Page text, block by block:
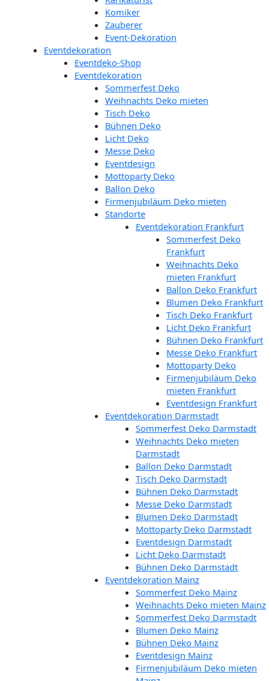
Komiker
Zauberer
Event-Dekoration
Eventdekoration
Eventdeko-Shop
Eventdekoration
Sommerfest Deko
Weihnachts Deko mieten
Tisch Deko
Bühnen Deko
Licht Deko
Messe Deko
Eventdesign
Mottoparty Deko
Ballon Deko
Firmenjubiläum Deko mieten
Standorte
Eventdekoration Frankfurt
Sommerfest Deko
Frankfurt
Weihnachts Deko
mieten Frankfurt
Ballon Deko Frankfurt
Blumen Deko Frankfurt
Tisch Deko Frankfurt
Licht Deko Frankfurt
Bühnen Deko Frankfurt
Messe Deko Frankfurt
Mottoparty Deko
Firmenjubiläum Deko
mieten Frankfurt
Eventdesign Frankfurt
Eventdekoration Darmstadt
Sommerfest Deko Darmstadt
Weihnachts Deko mieten
Darmstadt
Ballon Deko Darmstadt
Tisch Deko Darmstadt
Bühnen Deko Darmstadt
Messe Deko Darmstadt
Blumen Deko Darmstadt
Mottoparty Deko Darmstadt
Eventdesign Darmstadt
Licht Deko Darmstadt
Bühnen Deko Darmstadt
Eventdekoration Mainz
Sommerfest Deko Mainz
Weihnachts Deko mieten Mainz
Sommerfest Deko Darmstadt
Blumen Deko Mainz
Bühnen Deko Mainz
Eventdesign Mainz
Firmenjubiläum Deko mieten